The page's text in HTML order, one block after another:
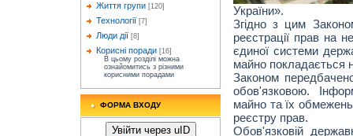
Життя групи [120]
Технології [7]
Люди дії [8]
Корисні поради [16]
В цьому розділі можна
ознайомитись з різними
корисними порадами
ФОРМА ВХОДУ
Увійти через uID
України».
Згідно з цим
реєстрації прав на
єдиної системи
майно покладається
Законом
обов'язковою.
майно та їх
реєстру прав.
Обов'язковій